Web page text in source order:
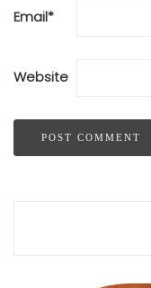
Email*
Website